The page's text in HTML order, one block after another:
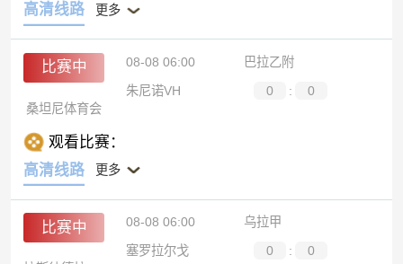
高清线路
更多
比赛中 08-08 06:00
巴拉乙附
朱尼诺VH
0 :
0
桑坦尼体育会
观看比赛：
高清线路
更多
比赛中 08-08 06:00
乌拉甲
塞罗拉尔戈
0 :
0